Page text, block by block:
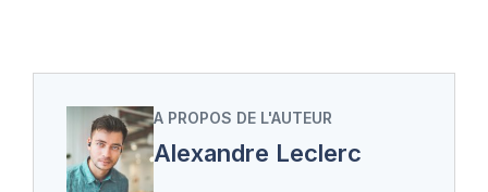
A PROPOS DE L'AUTEUR
Alexandre Leclerc